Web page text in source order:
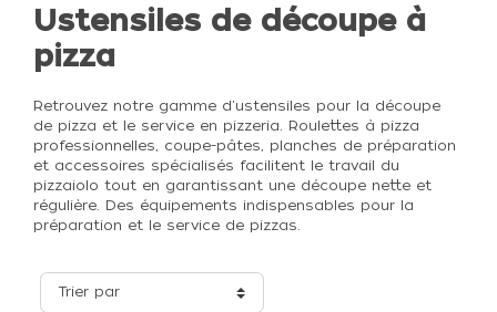
Ustensiles de découpe à
pizza
Retrouvez notre gamme d'ustensiles pour la découpe
de pizza et le service en pizzeria. Roulettes à pizza
professionnelles, coupe-pâtes, planches de préparation
et accessoires spécialisés facilitent le travail du
pizzaiolo tout en garantissant une découpe nette et
régulière. Des équipements indispensables pour la
préparation et le service de pizzas.
Trier par